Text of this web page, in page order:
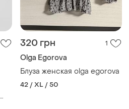
320 грн 1
Olga Egorova
Блуза женская olga egorova
42 / XL / 50